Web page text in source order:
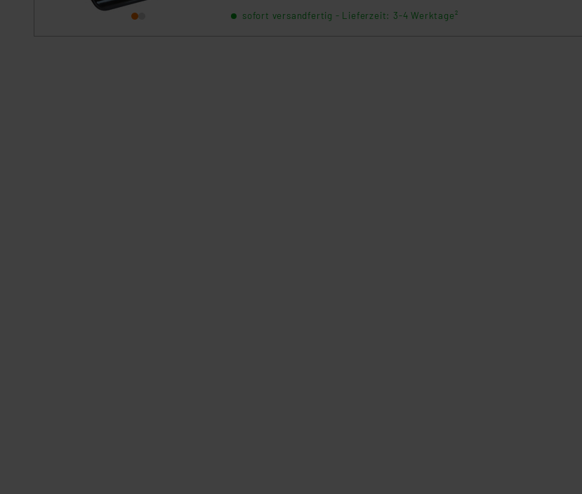
Transceiver Musik in CD-Qualität und lippensynchron übertragen - zeitkritische
sofort versandfertig - Lieferzeit: 3-4 Werktage²